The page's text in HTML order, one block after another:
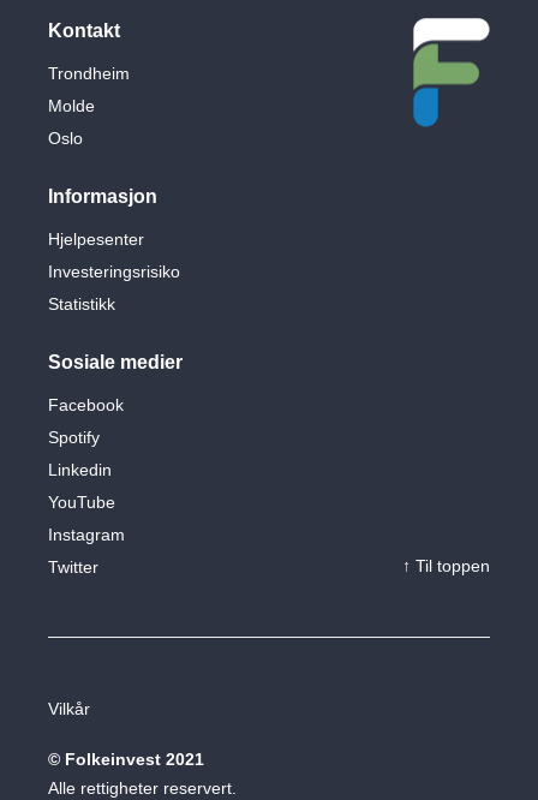
Kontakt
Trondheim
Molde
Oslo
Informasjon
Hjelpesenter
Investeringsrisiko
Statistikk
Sosiale medier
Facebook
Spotify
Linkedin
YouTube
Instagram
Twitter
↑ Til toppen
© Folkeinvest 2021
Alle rettigheter reservert.
Vilkår